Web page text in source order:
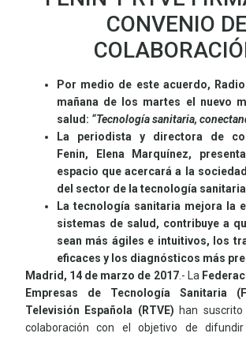
CONVENIO DE
Por medio de este acuerdo,
mañana de los martes el nuevo
salud: “Tecnología sanitaria,
La periodista y directora de
Fenin, Elena Marquínez,
espacio que acercará a la
del sector de la tecnología
La tecnología sanitaria mejora la
sistemas de salud, contribuye a
sean más ágiles e intuitivos, los
eficaces y los diagnósticos más
Madrid, 14 de marzo de 2017.- La
Empresas de Tecnología Sanitaria
Televisión Española (RTVE) han
colaboración con el objetivo de